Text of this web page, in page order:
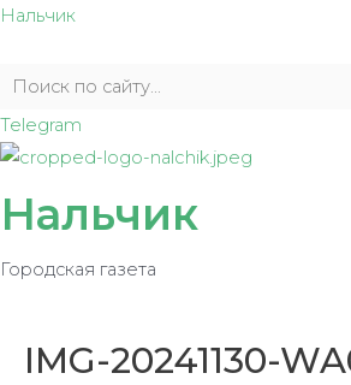
Перейти
содержимому
Нальчик
Telegram
Нальчик
Городская газета
IMG-20241130-